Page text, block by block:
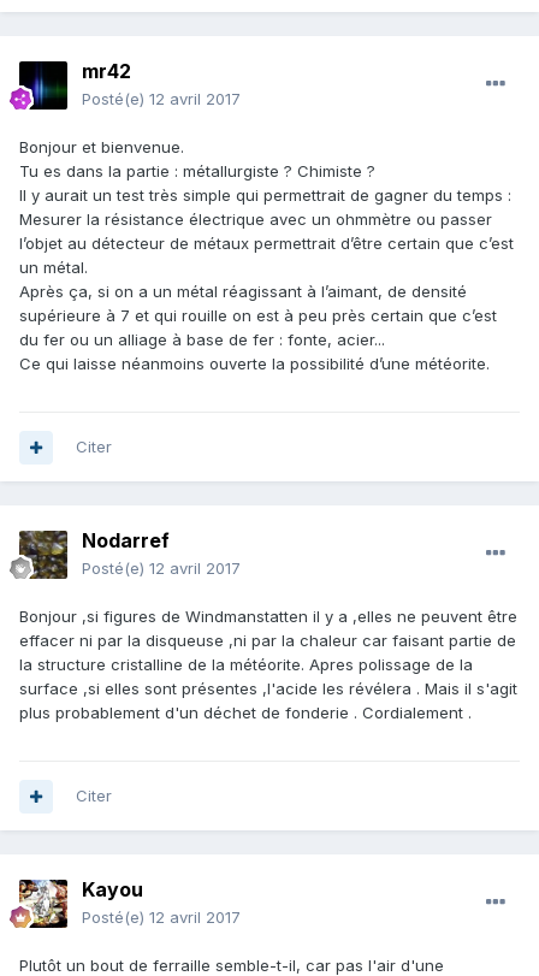
mr42
Posté(e) 12 avril 2017
Bonjour et bienvenue.
Tu es dans la partie : métallurgiste ? Chimiste ?
Il y aurait un test très simple qui permettrait de gagner du temps :
Mesurer la résistance électrique avec un ohmmètre ou passer
l’objet au détecteur de métaux permettrait d’être certain que c’est
un métal.
Après ça, si on a un métal réagissant à l’aimant, de densité
supérieure à 7 et qui rouille on est à peu près certain que c’est
du fer ou un alliage à base de fer : fonte, acier...
Ce qui laisse néanmoins ouverte la possibilité d’une météorite.
Citer
Nodarref
Posté(e) 12 avril 2017
Bonjour ,si figures de Windmanstatten il y a ,elles ne peuvent être
effacer ni par la disqueuse ,ni par la chaleur car faisant partie de
la structure cristalline de la météorite. Apres polissage de la
surface ,si elles sont présentes ,l'acide les révélera . Mais il s'agit
plus probablement d'un déchet de fonderie . Cordialement .
Citer
Kayou
Posté(e) 12 avril 2017
Plutôt un bout de ferraille semble-t-il, car pas l'air d'une